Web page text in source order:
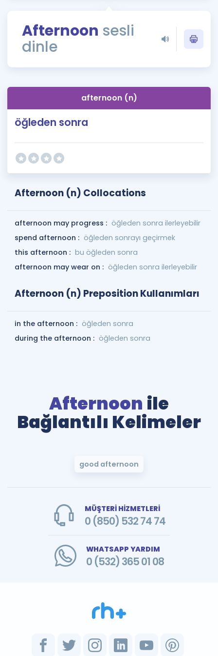
Rehberlik Aracı
ÖSYM Sınav Takvimi
İngilizce Gramer
Afternoon sesli
dinle
afternoon (n)
öğleden sonra
Afternoon (n) Collocations
afternoon may progress : öğleden sonra ilerleyebilir
spend afternoon : öğleden sonrayı geçirmek
this afternoon : bu öğleden sonra
afternoon may wear on : öğleden sonra ilerleyebilir
Afternoon (n) Preposition Kullanımları
in the afternoon : öğleden sonra
during the afternoon : öğleden sonra
Afternoon ile
Bağlantılı Kelimeler
good afternoon
MÜŞTERİ HİZMETLERİ
0 (850) 532 74 74
WHATSAPP YARDIM
0 (532) 365 01 08